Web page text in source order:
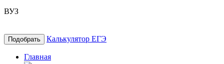
ВУЗ
Подобрать Калькулятор ЕГЭ
Главная